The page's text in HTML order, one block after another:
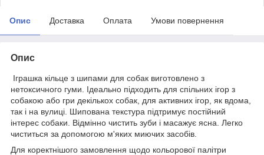
Опис Доставка Оплата Умови повернення
Опис
Іграшка кільце з шипами для собак виготовлено з
нетоксичного гуми. Ідеально підходить для спільних ігор з
собакою або гри декількох собак, для активних ігор, як вдома,
так і на вулиці. Шипована текстура підтримує постійний
інтерес собаки. Відмінно чистить зуби і масажує ясна. Легко
чиститься за допомогою м'яких миючих засобів.
Для коректнішого замовлення щодо кольорової палітри